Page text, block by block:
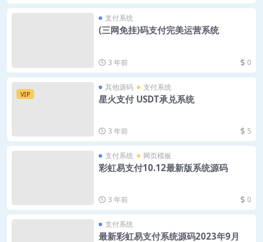
支付系统
(三网免挂)码支付完美运营系统
3 年前 0
VIP
其他源码 支付系统
星火支付 USDT承兑系统
3 年前 5
支付系统 网页模板
彩虹易支付10.12最新版系统源码
3 年前 0
支付系统
最新彩虹易支付系统源码2023年9月